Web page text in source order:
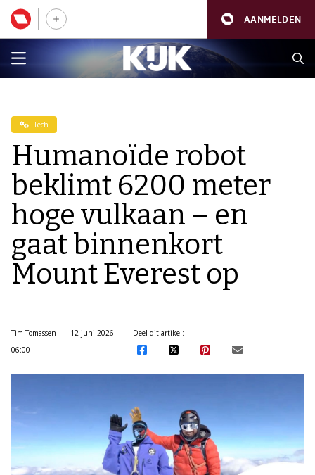
AANMELDEN
Tech
Humanoïde robot
beklimt 6200 meter
hoge vulkaan – en
gaat binnenkort
Mount Everest op
Tim Tomassen
12 juni 2026
06:00
Deel dit artikel: